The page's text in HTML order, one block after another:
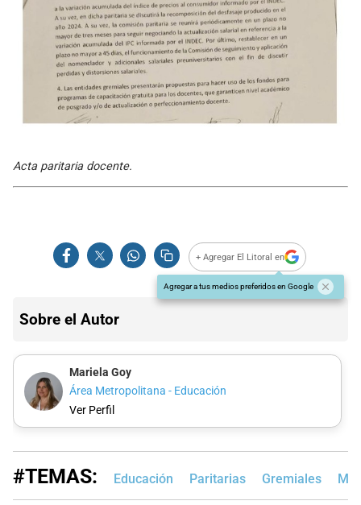
Acta paritaria docente.
+ Agregar El Litoral en
Agregar a tus medios preferidos en Google
Sobre el Autor
Mariela Goy
Área Metropolitana - Educación
Ver Perfil
#TEMAS: Educación Paritarias Gremiales